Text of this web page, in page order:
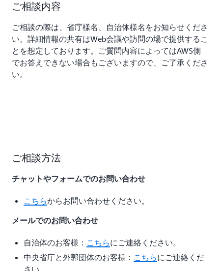
ご相談内容
ご相談の際は、省庁様名、自治体様名をお知らせくださ
い。詳細情報の共有はWeb会議や訪問の場で提供するこ
とを想定しております。ご質問内容によってはAWS側
でお答えできない場合もございますので、ご了承くださ
い。
ご相談方法
チャットやフォームでのお問い合わせ
こちらからお問い合わせください。
メールでのお問い合わせ
自治体のお客様： こちらにご連絡ください。
中央省庁と外郭団体のお客様： こちらにご連絡くだ
さい。